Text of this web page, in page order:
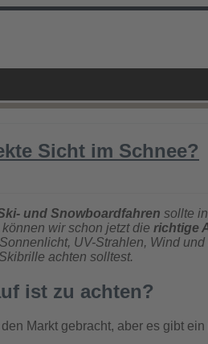
Sicht im Schnee?
und Snowboardfahren sollte
wir schon jetzt die richtige
UV-Strahlen, Wind
achten solltest.
ist zu achten?
Markt gebracht, aber es gibt